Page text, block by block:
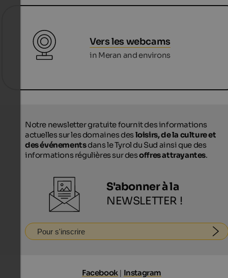
Vers les webcams
in Meran and environs
Notre newsletter gratuite fournit des informations
actuelles sur les domaines desloisirs, de la culture et
des événementsdans le Tyrol du Sud ainsi que des
informations régulières sur desoffres attrayantes.
S'abonner à la
NEWSLETTER !
Pour s'inscrire
Facebook | Instagram